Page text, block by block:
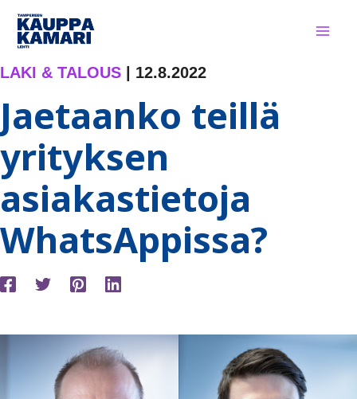
Siirry
sisältöön
LAKI & TALOUS 12.8.2022
Jaetaanko teillä
yrityksen
asiakastietoja
WhatsAppissa?